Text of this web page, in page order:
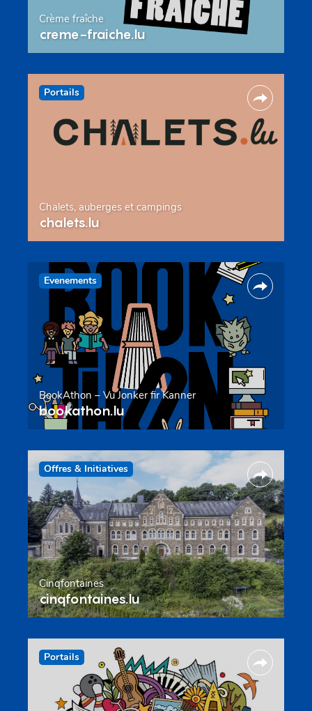
Crème fraîche
creme-fraiche.lu
Portails
Chalets, auberges et campings
chalets.lu
Evenements
BookAthon – Vu Jonker fir Kanner
bookathon.lu
Offres & Initiatives
Cinqfontaines
cinqfontaines.lu
Portails